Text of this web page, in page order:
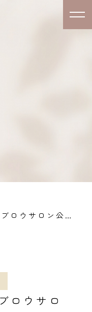
​​【セール情報】アイブロウサロン公式アプリ オンラインショップにてニューイヤーセールを開催しております。
ロウサロ